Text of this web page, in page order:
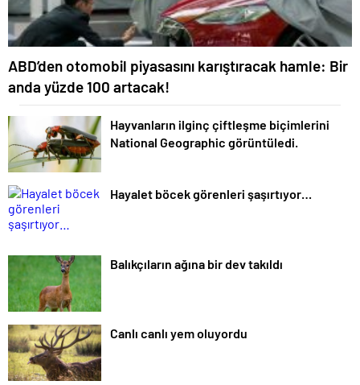
ABD’den otomobil piyasasını karıştıracak hamle: Bir
anda yüzde 100 artacak!
Hayvanların ilginç çiftleşme biçimlerini
National Geographic görüntüledi.
Hayalet böcek görenleri şaşırtıyor…
Balıkçıların ağına bir dev takıldı
Canlı canlı yem oluyordu